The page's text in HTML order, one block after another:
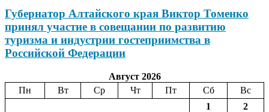
Губернатор Алтайского края Виктор Томенко
принял участие в совещании по развитию
туризма и индустрии гостеприимства в
Российской Федерации
Август 2026
Пн
Вт Ср Чт Пт Сб
Вс
1
2